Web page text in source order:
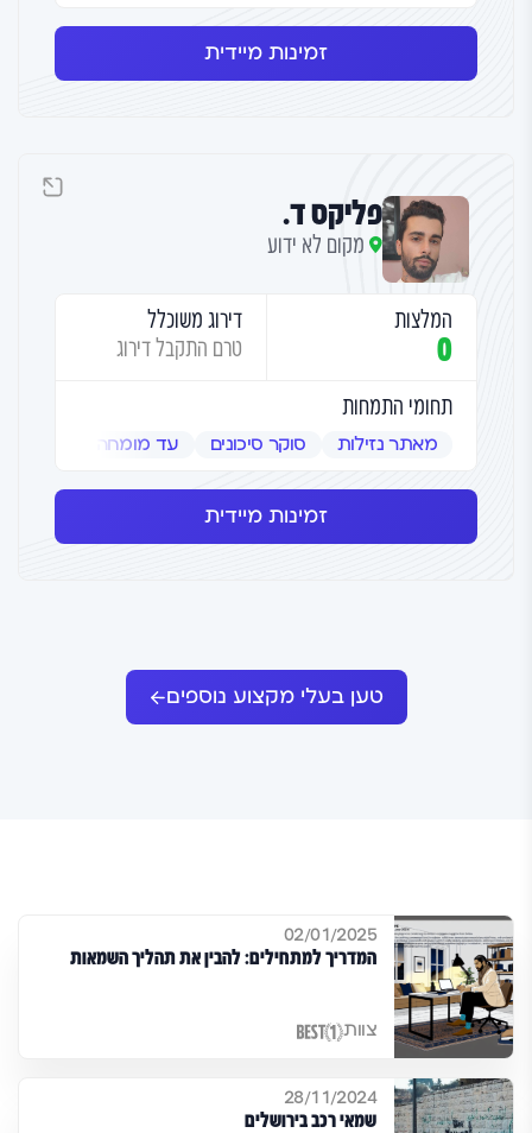
זמינות מיידית
פליקס ד.
מקום לא ידוע
המלצות
0
דירוג משוכלל
טרם התקבל דירוג
תחומי התמחות
מאתר נזילות סוקר סיכונים עד מומחה
זמינות מיידית
טען בעלי מקצוע נוספים
02/01/2025
המדריך למתחילים: להבין את תהליך השמאות
צוות
28/11/2024
שמאי רכב בירושלים